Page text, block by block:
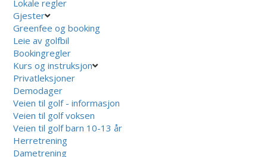
Lokale regler
Gjester
Greenfee og booking
Leie av golfbil
Bookingregler
Kurs og instruksjon
Privatleksjoner
Demodager
Veien til golf - informasjon
Veien til golf voksen
Veien til golf barn 10-13 år
Herretrening
Dametrening